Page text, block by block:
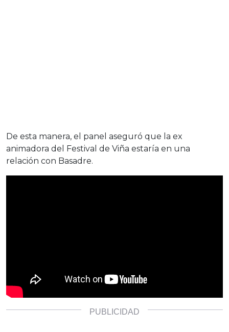
De esta manera, el panel aseguró que la ex
animadora del Festival de Viña estaría en una
relación con Basadre.